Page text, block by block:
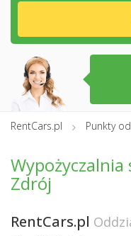
RentCars.pl Punkty
Zdrój
RentCars.pl